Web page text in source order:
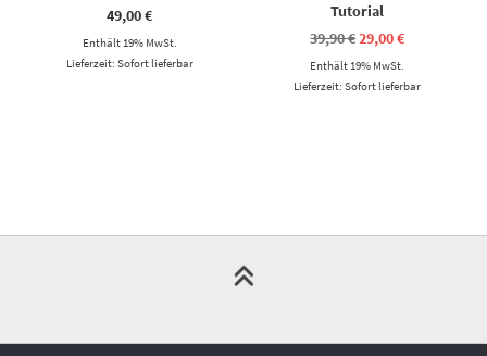
49,00€
Enthält 19% MwSt.
Lieferzeit: Sofort lieferbar
Tutorial
39,90€Ursprünglicher
Preis
war:
39,90 €
29,00€Aktueller
29,00 €.
Enthält 19% MwSt.
Lieferzeit: Sofort lieferbar